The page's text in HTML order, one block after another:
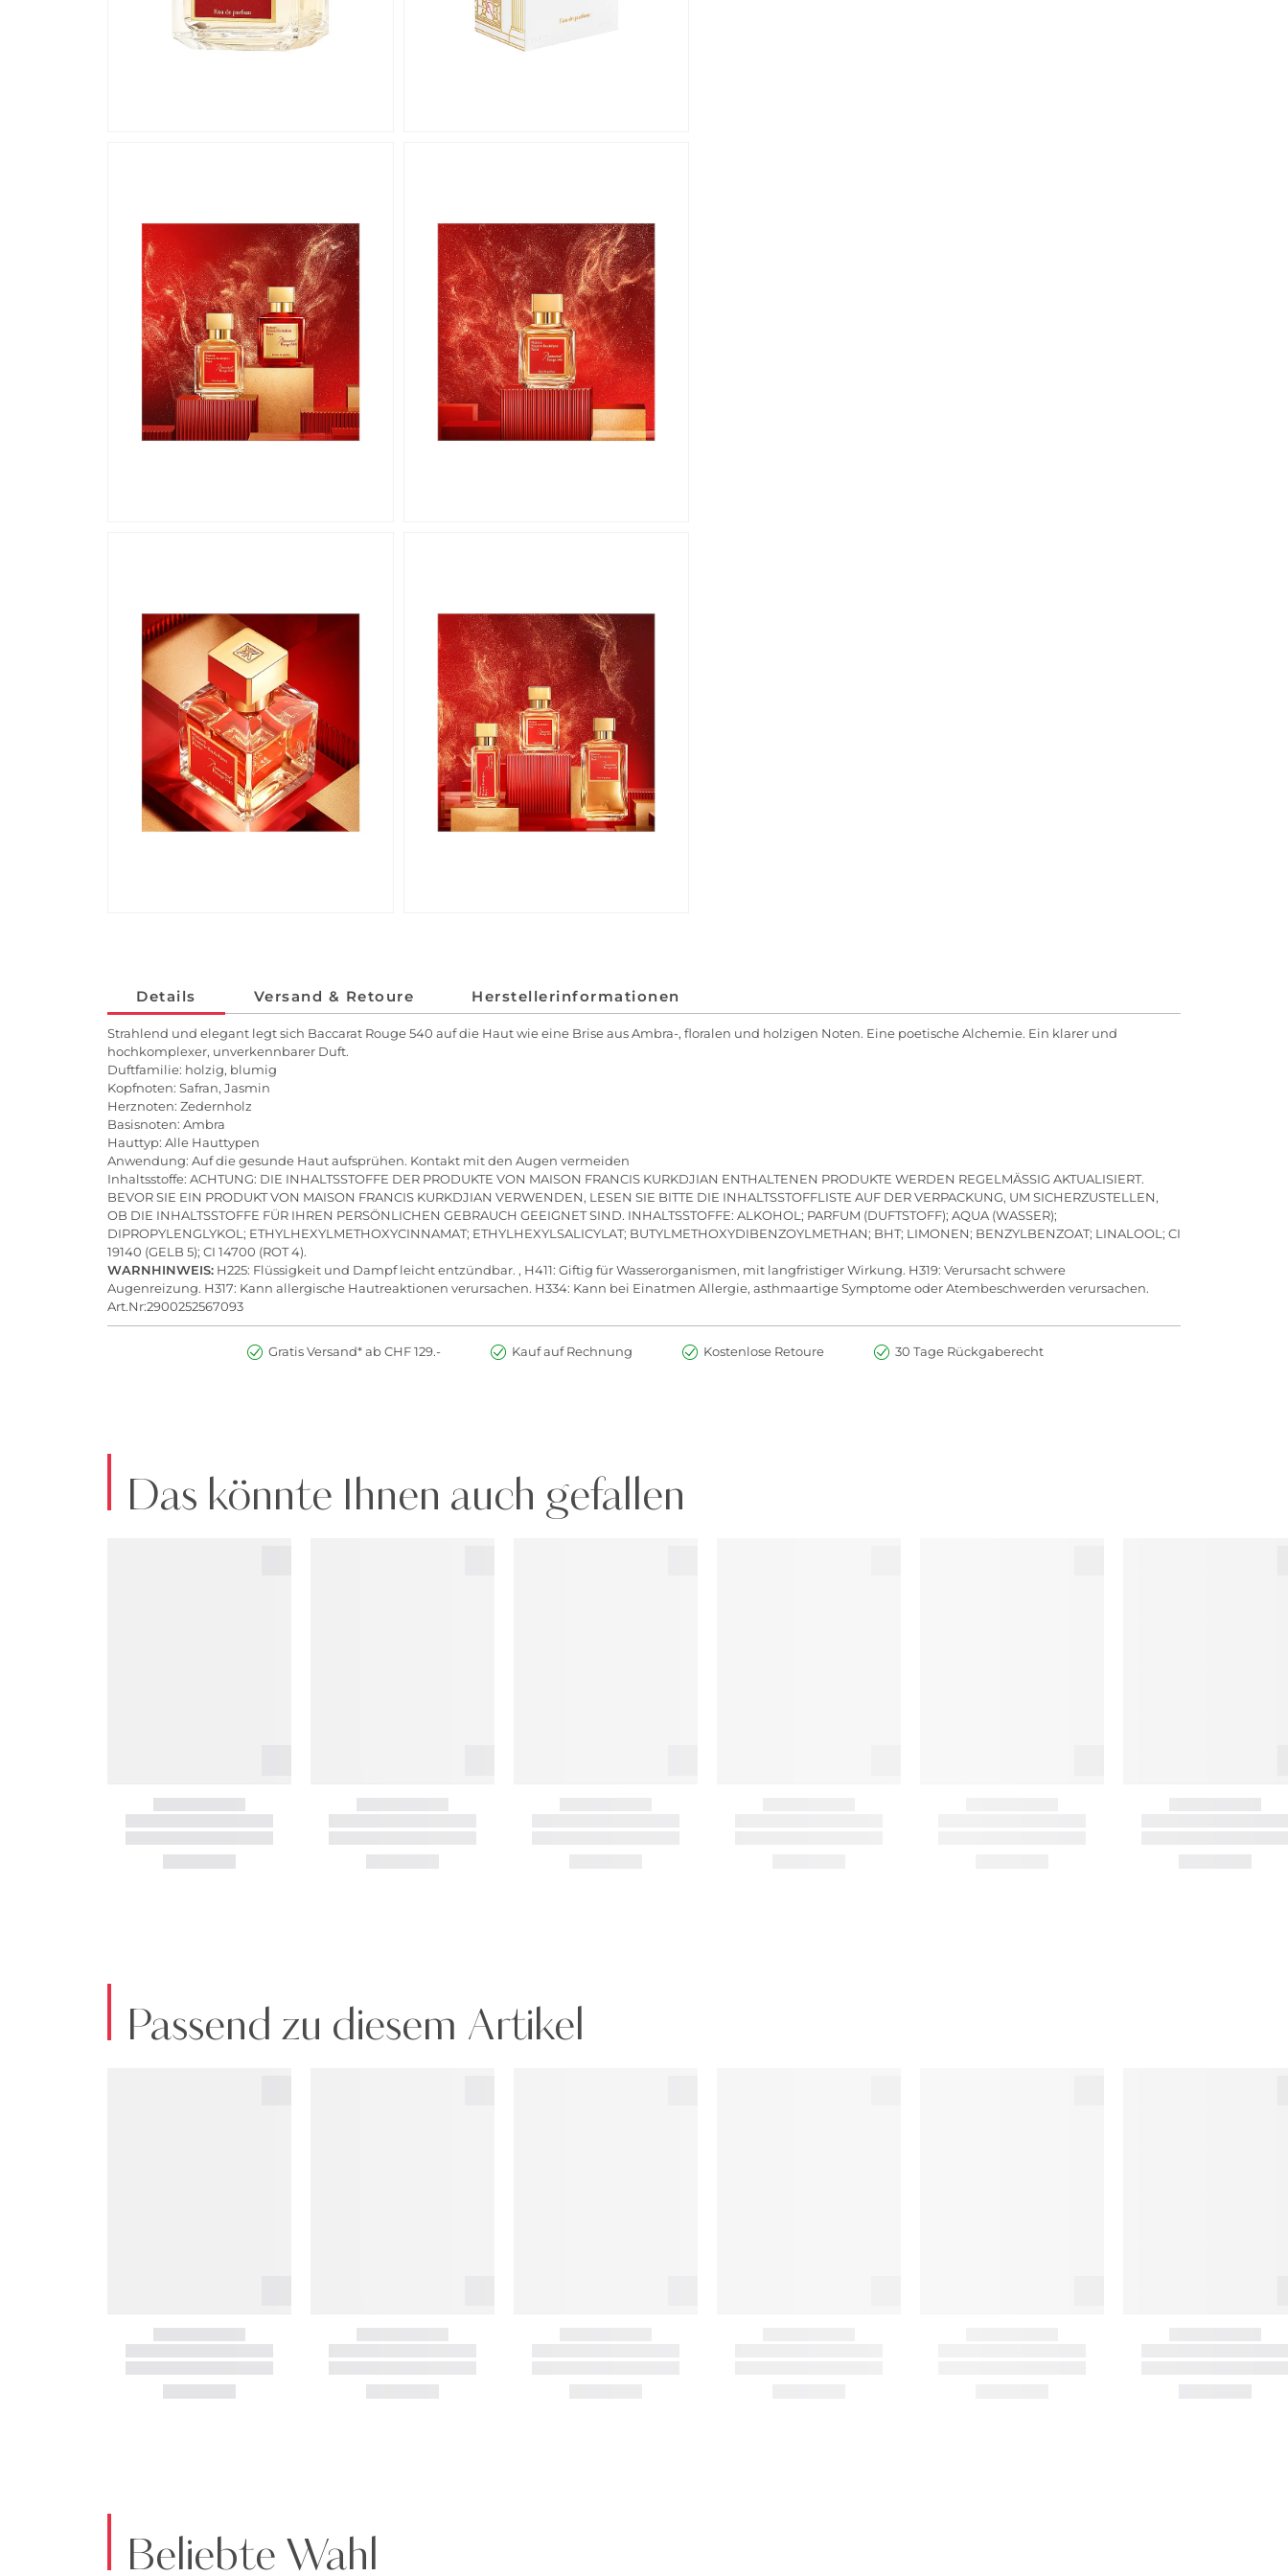
Details Versand & Retoure Herstellerinformationen
Strahlend und elegant legt sich Baccarat Rouge 540 auf die Haut wie eine Brise aus Ambra-, floralen und holzigen Noten. Eine poetische Alchemie. Ein klarer und
hochkomplexer, unverkennbarer Duft.
Duftfamilie: holzig, blumig
Kopfnoten: Safran, Jasmin
Herznoten: Zedernholz
Basisnoten: Ambra
Hauttyp: Alle Hauttypen
Anwendung: Auf die gesunde Haut aufsprühen. Kontakt mit den Augen vermeiden
Inhaltsstoffe: ACHTUNG: DIE INHALTSSTOFFE DER PRODUKTE VON MAISON FRANCIS KURKDJIAN ENTHALTENEN PRODUKTE WERDEN REGELMÄSSIG AKTUALISIERT.
BEVOR SIE EIN PRODUKT VON MAISON FRANCIS KURKDJIAN VERWENDEN, LESEN SIE BITTE DIE INHALTSSTOFFLISTE AUF DER VERPACKUNG, UM SICHERZUSTELLEN,
OB DIE INHALTSSTOFFE FÜR IHREN PERSÖNLICHEN GEBRAUCH GEEIGNET SIND. INHALTSSTOFFE: ALKOHOL; PARFUM (DUFTSTOFF); AQUA (WASSER);
DIPROPYLENGLYKOL; ETHYLHEXYLMETHOXYCINNAMAT; ETHYLHEXYLSALICYLAT; BUTYLMETHOXYDIBENZOYLMETHAN; BHT; LIMONEN; BENZYLBENZOAT; LINALOOL; CI
19140 (GELB 5); CI 14700 (ROT 4).
WARNHINWEIS: H225: Flüssigkeit und Dampf leicht entzündbar. , H411: Giftig für Wasserorganismen, mit langfristiger Wirkung. H319: Verursacht schwere
Augenreizung. H317: Kann allergische Hautreaktionen verursachen. H334: Kann bei Einatmen Allergie, asthmaartige Symptome oder Atembeschwerden verursachen.
Art.Nr:2900252567093
Gratis Versand* ab CHF 129.- Kauf auf Rechnung Kostenlose Retoure 30 Tage Rückgaberecht
Das könnte Ihnen auch gefallen
Passend zu diesem Artikel
Beliebte Wahl